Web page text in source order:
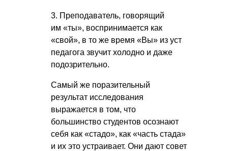
3. Преподаватель, говорящий
им «ты», воспринимается как
«свой», в то же время «Вы» из уст
педагога звучит холодно и даже
подозрительно.
Самый же поразительный
результат исследования
выражается в том, что
большинство студентов осознают
себя как «стадо», как «часть стада»
и их это устраивает. Они дают совет